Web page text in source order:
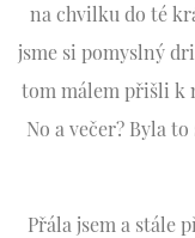
na chvilku do té
jsme si pomyslný
tom málem přišli k
No a večer? Byla
Přála jsem a stále